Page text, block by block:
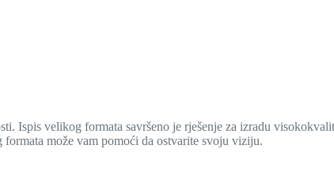
Ispis velikog formata savršeno je rješenje za izradu
može vam pomoći da ostvarite svoju viziju.